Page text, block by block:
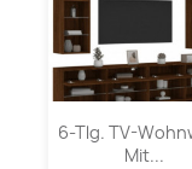
6-Tlg. TV-
Mit...